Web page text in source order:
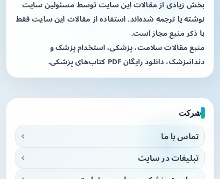
بخش زیادی از مقالات این سایت توسط مسئولین سایت
نوشته یا ترجمه شده‌اند. استفاده از مقالات این سایت فقط
با ذکر منبع مجاز است.
منبع مقالات سلامت، پزشکی، استخدام پزشک و
دندانپزشک، دانلود رایگان PDF کتاب‌های پزشکی.
شرکت
تماس با ما
تبلیغات در سایت